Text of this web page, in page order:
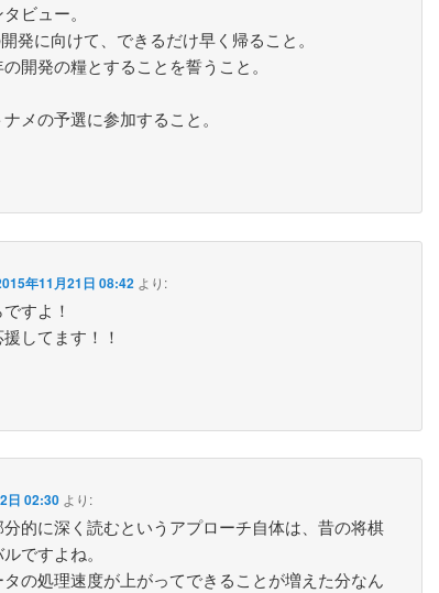
ビュー。
発に向けて、できるだけ早く帰ること。
開発の糧とすることを誓うこと。
メの予選に参加すること。
年11月21日 08:42 より:
すよ！
してます！！
日 02:30 より:
的に深く読むというアプローチ自体は、昔の将棋
ですよね。
の処理速度が上がってできることが増えた分なん